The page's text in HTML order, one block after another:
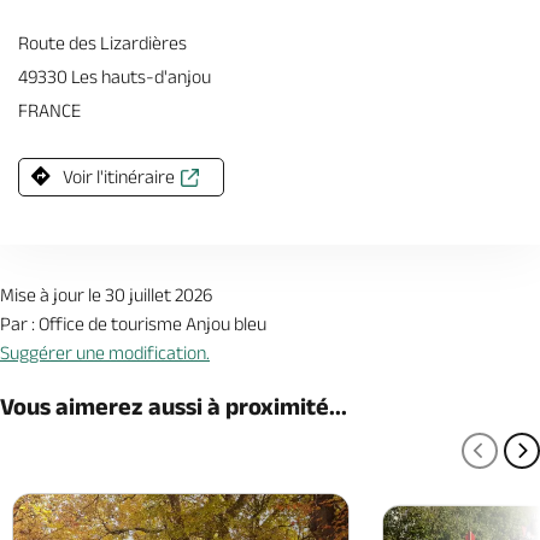
Route des Lizardières
49330 Les hauts-d'anjou
FRANCE
Voir l'itinéraire
Mise à jour le 30 juillet 2026
Par : Office de tourisme Anjou bleu
Suggérer une modification.
Vous aimerez aussi à proximité...